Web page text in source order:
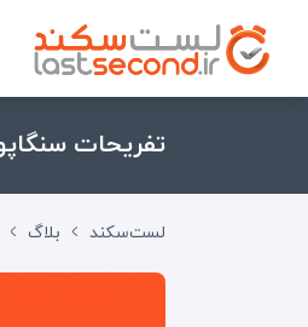
تفریحات سنگاپور؛ 17 تفریح جذاب +
لست‌سکند بلاگ